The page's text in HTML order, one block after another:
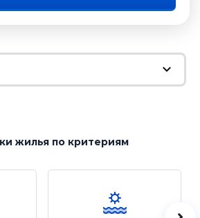
жильяпо критериям